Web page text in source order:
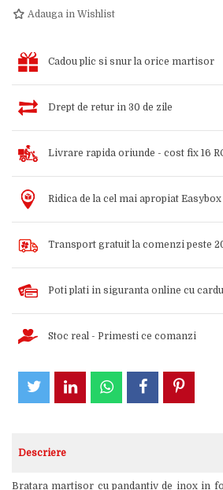
Adauga in Wishlist
Cadou plic si snur la orice martisor
Drept de retur in 30 de zile
Livrare rapida oriunde - cost fix 16
Ridica de la cel mai apropiat Easybox
Transport gratuit la comenzi peste
Poti plati in siguranta online cu
Stoc real - Primesti ce comanzi
Descriere
Bratara martisor cu pandantiv de inox in